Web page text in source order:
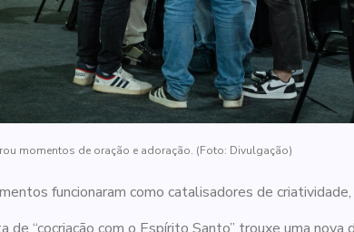
momentos de oração e adoração. (Foto: Divulgação)
funcionaram como catalisadores de